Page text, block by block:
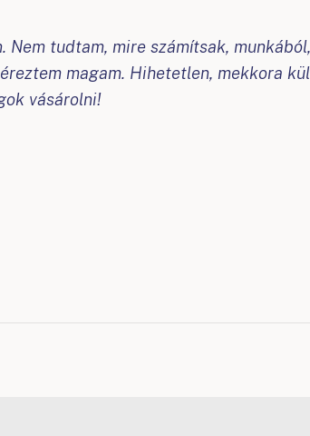
tudtam, mire számítsak,
magam. Hihetetlen, mekkora
vásárolni!